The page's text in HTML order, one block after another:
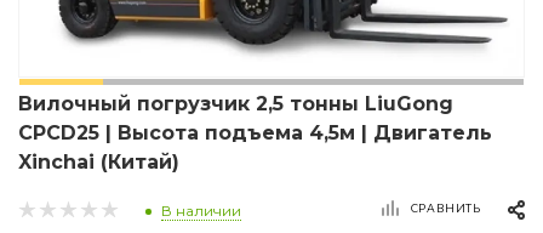
Вилочный погрузчик 2,5 тонны LiuGong
CPCD25 | Высота подъема 4,5м | Двигатель
Xinchai (Китай)
В наличии СРАВНИТЬ